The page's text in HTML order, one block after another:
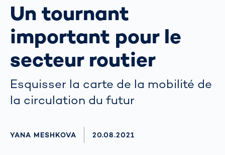
Un tournant
important pour le
secteur routier
Esquisser la carte de la mobilité de
la circulation du futur
AUTHOR
YANA MESHKOVA AKTUALISIERT AM:
20.08.2021